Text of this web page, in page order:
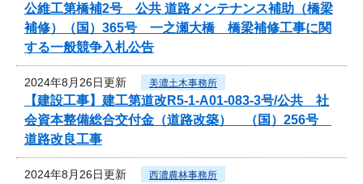
公維工第橋補2号 公共 道路メンテナンス補助（橋梁
補修）（国）365号 一之瀬大橋 橋梁補修工事に関
する一般競争入札公告
2024年8月26日更新 美濃土木事務所
【建設工事】建工第道改R5-1-A01-083-3号/公共 社
会資本整備総合交付金（道路改築） （国）256号
道路改良工事
2024年8月26日更新 西濃農林事務所